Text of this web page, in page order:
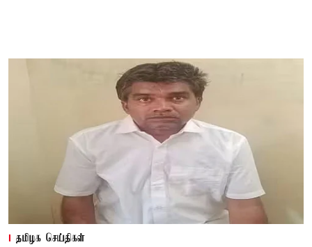
தமிழக செய்திகள்